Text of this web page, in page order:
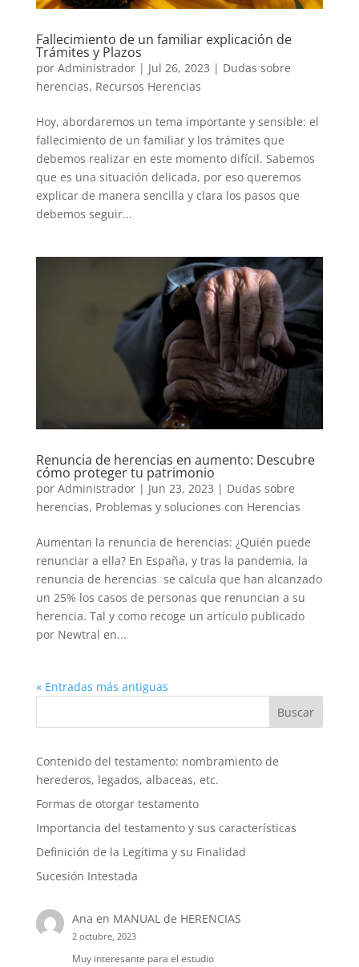
Fallecimiento de un familiar explicación de
Trámites y Plazos
por Administrador| Jul 26, 2023 | Dudas sobre
herencias, Recursos Herencias
Hoy, abordaremos un tema importante y sensible: el
fallecimiento de un familiar y los trámites que
debemos realizar en este momento difícil. Sabemos
que es una situación delicada, por eso queremos
explicar de manera sencilla y clara los pasos que
debemos seguir...
Renuncia de herencias en aumento: Descubre
cómo proteger tu patrimonio
por Administrador| Jun 23, 2023 | Dudas sobre
herencias, Problemas y soluciones con Herencias
Aumentan la renuncia de herencias: ¿Quién puede
renunciar a ella? En España, y tras la pandemia, la
renuncia de herencias se calcula que han alcanzado
un 25% los casos de personas que renuncian a su
herencia. Tal y como recoge un artículo publicado
por Newtral en...
« Entradas más antiguas
Buscar
Contenido del testamento: nombramiento de
herederos, legados, albaceas, etc.
Formas de otorgar testamento
Importancia del testamento y sus características
Definición de la Legítima y su Finalidad
Sucesión Intestada
Ana en MANUAL de HERENCIAS
2 octubre, 2023
Muy interesante para el estudio